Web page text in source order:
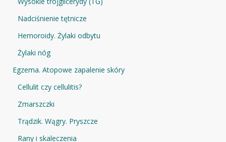
Nadciśnienie tętnicze
Hemoroidy. Żylaki odbytu
Żylaki nóg
Egzema. Atopowe zapalenie skóry
Cellulit czy cellulitis?
Zmarszczki
Trądzik. Wągry. Pryszcze
Rany i skaleczenia